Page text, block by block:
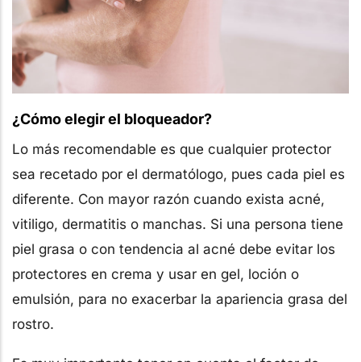
¿Cómo elegir el bloqueador?
Lo más recomendable es que cualquier protector
sea recetado por el dermatólogo, pues cada piel es
diferente. Con mayor razón cuando exista acné,
vitiligo, dermatitis o manchas. Si una persona tiene
piel grasa o con tendencia al acné debe evitar los
protectores en crema y usar en gel, loción o
emulsión, para no exacerbar la apariencia grasa del
rostro.